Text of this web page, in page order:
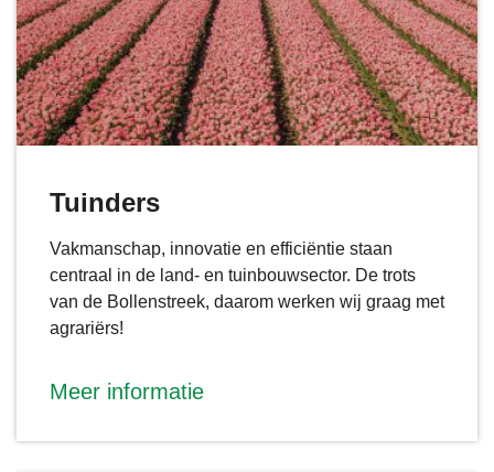
Tuinders
Vakmanschap, innovatie en efficiëntie staan
centraal in de land- en tuinbouwsector. De trots
van de Bollenstreek, daarom werken wij graag met
agrariërs!
Meer informatie